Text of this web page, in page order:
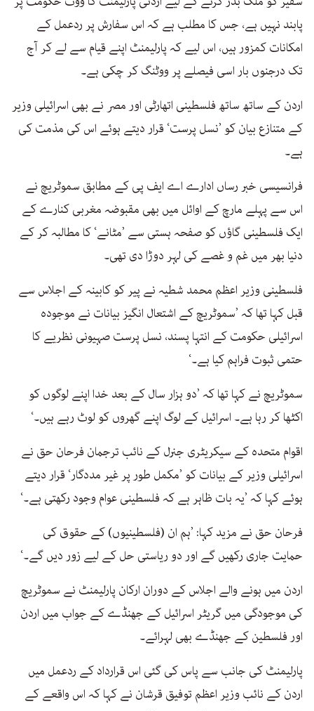
پابند نہیں ہے، جس کا مطلب ہے کہ اس سفارش پر ردعمل کے
امکانات کمزور ہیں، اس لیے کہ پارلیمنٹ اپنے قیام سے لے کر آج
تک درجنوں بار اسی فیصلے پر ووٹنگ کر چکی ہے۔
اردن کے ساتھ ساتھ فلسطینی اتھارٹی اور مصر نے بھی اسرائیلی وزیر
کے متنازع بیان کو ’نسل پرست‘ قرار دیتے ہوئے اس کی مذمت کی
ہے۔
فرانسیسی خبر رساں ادارے اے ایف پی کے مطابق سموٹریچ نے
اس سے پہلے مارچ کے اوائل میں بھی مقبوضہ مغربی کنارے کے
ایک فلسطینی گاؤں کو صفحہ ہستی سے ’مٹانے‘ کا مطالبہ کر کے
دنیا بھر میں غم و غصے کی لہر دوڑا دی تھی۔
فلسطینی وزیر اعظم محمد شطیہ نے پیر کو کابینہ کے اجلاس سے
قبل کہا تھا کہ ’سموٹریچ کے اشتعال انگیز بیانات نے موجودہ
اسرائیلی حکومت کے انتہا پسند، نسل پرست صہیونی نظریے کا
حتمی ثبوت فراہم کیا ہے۔‘
سموٹریچ نے کہا تھا کہ ’دو ہزار سال کے بعد خدا اپنے لوگوں کو
اکٹھا کر رہا ہے۔ اسرائیل کے لوگ اپنے گھروں کو لوٹ رہے ہیں۔‘
اقوام متحدہ کے سیکریٹری جنرل کے نائب ترجمان فرحان حق نے
اسرائیلی وزیر کے بیانات کو ’مکمل طور پر غیر مددگار‘ قرار دیتے
ہوئے کہا کہ ’یہ بات ظاہر ہے کہ فلسطینی عوام وجود رکھتی ہے۔‘
فرحان حق نے مزید کہا: ’ہم ان (فلسطینیوں) کے حقوق کی
حمایت جاری رکھیں گے اور دو ریاستی حل کے لیے زور دیں گے۔‘
اردن میں ہونے والے اجلاس کے دوران ارکان پارلیمنٹ نے سموٹریچ
کی موجودگی میں گریٹر اسرائیل کے جھنڈے کے جواب میں اردن
اور فلسطین کے جھنڈے بھی لہرائے۔
پارلیمنٹ کی جانب سے پاس کی گئی اس قرارداد کے ردعمل میں
اردن کے نائب وزیر اعظم توفیق قرشان نے کہا کہ اس واقعے کے